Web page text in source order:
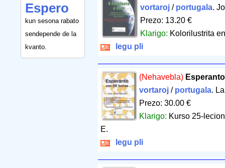
Espero
kun sesona rabato
sendepende de la
kvanto.
vortaroj/ portugala.
Prezo: 13.20 €
Klarigo: Kolorilustrita
legu pli
(Nehavebla)
vortaroj/ portugala.
Prezo: 30.00 €
Klarigo: Kurso 25-
E.
legu pli